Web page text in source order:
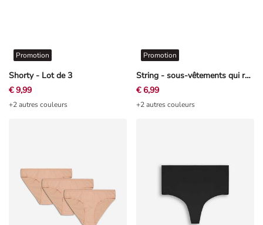
Shorty - Lot de 3
Promotion
€ 9,99
+2 autres couleurs
String - sous-vêtements qui remodèlent légèrement la silhouette - rosé tendre
Promotion
€ 6,99
+2 autres couleurs